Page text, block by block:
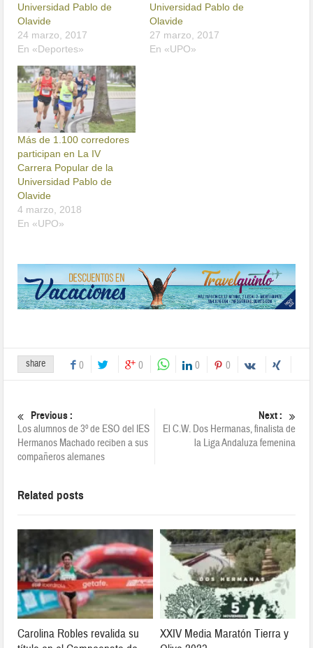
Universidad Pablo de
Olavide
24 marzo, 2017
En «Deportes»
Universidad Pablo de
Olavide
27 marzo, 2017
En «UPO»
Más de 1.100 corredores
participan en La IV
Carrera Popular de la
Universidad Pablo de
Olavide
4 marzo, 2018
En «UPO»
share 0 0 0 0
Previous :
Los alumnos de 3º de ESO del IES
Hermanos Machado reciben a sus
compañeros alemanes
Next :
El C.W. Dos Hermanas, finalista de
la Liga Andaluza femenina
Related posts
Carolina Robles revalida su
XXIV Media Maratón Tierra y